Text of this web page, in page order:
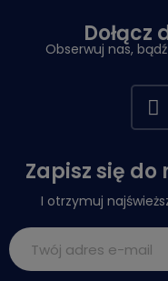
Dołącz
Obserwuj nas,
Zapisz się
I otrzymuj